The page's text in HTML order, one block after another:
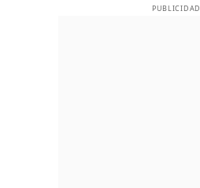
PUBLICIDAD